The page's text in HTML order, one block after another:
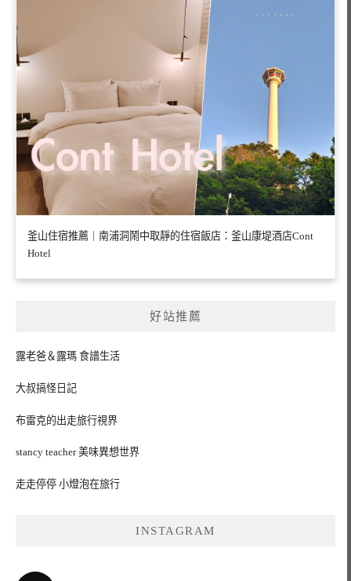
釜山住宿推薦｜南浦洞鬧中取靜的住宿飯店：釜山康堤酒店Cont
Hotel
好站推薦
露老爸＆露瑪 食譜生活
大叔搞怪日記
布雷克的出走旅行視界
stancy teacher 美味異想世界
走走停停 小燈泡在旅行
INSTAGRAM